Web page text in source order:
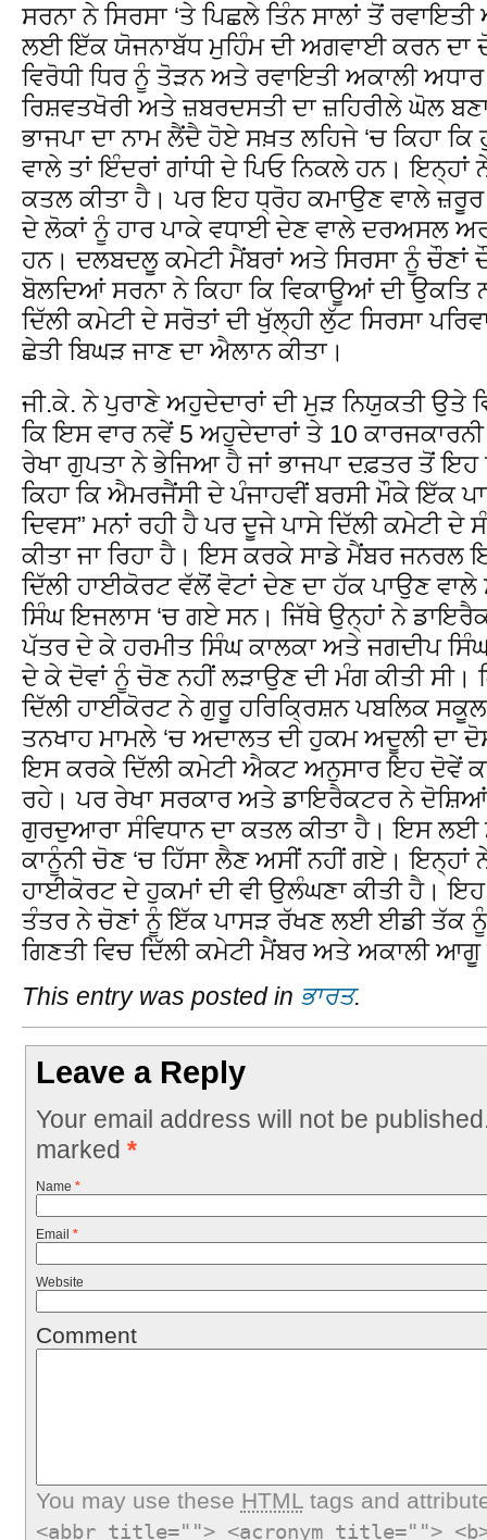
ਸਰਨਾ ਨੇ ਸਿਰਸਾ ‘ਤੇ ਪਿਛਲੇ ਤਿੰਨ ਸਾਲਾਂ ਤੋਂ
ਲਈ ਇੱਕ ਯੋਜਨਾਬੱਧ ਮੁਹਿੰਮ ਦੀ ਅਗਵਾਈ ਕਰਨ ਦਾ
ਵਿਰੋਧੀ ਧਿਰ ਨੂੰ ਤੋੜਨ ਅਤੇ ਰਵਾਇਤੀ ਅਕਾਲੀ
ਰਿਸ਼ਵਤਖੋਰੀ ਅਤੇ ਜ਼ਬਰਦਸਤੀ ਦਾ ਜ਼ਹਿਰੀਲੇ ਘੋਲ
ਭਾਜਪਾ ਦਾ ਨਾਮ ਲੈਂਦੈ ਹੋਏ ਸਖ਼ਤ ਲਹਿਜੇ ‘ਚ ਕਿਹਾ
ਵਾਲੇ ਤਾਂ ਇੰਦਰਾਂ ਗਾਂਧੀ ਦੇ ਪਿਓ ਨਿਕਲੇ ਹਨ।
ਕਤਲ ਕੀਤਾ ਹੈ। ਪਰ ਇਹ ਧ੍ਰੋਹ ਕਮਾਉਣ ਵਾਲੇ
ਦੇ ਲੋਕਾਂ ਨੂੰ ਹਾਰ ਪਾਕੇ ਵਧਾਈ ਦੇਣ ਵਾਲੇ ਦਰਅਸਲ
ਹਨ। ਦਲਬਦਲੂ ਕਮੇਟੀ ਮੈਂਬਰਾਂ ਅਤੇ ਸਿਰਸਾ ਨੂੰ ਚੌਣਾਂ
ਬੋਲਦਿਆਂ ਸਰਨਾ ਨੇ ਕਿਹਾ ਕਿ ਵਿਕਾਊਆਂ ਦੀ ਉਕਤਿ
ਦਿੱਲੀ ਕਮੇਟੀ ਦੇ ਸਰੋਤਾਂ ਦੀ ਖੁੱਲ੍ਹੀ ਲੁੱਟ ਸਿਰਸਾ
ਛੇਤੀ ਬਿਘੜ ਜਾਣ ਦਾ ਐਲਾਨ ਕੀਤਾ।
ਜੀ.ਕੇ. ਨੇ ਪੁਰਾਣੇ ਅਹੁਦੇਦਾਰਾਂ ਦੀ ਮੁੜ ਨਿਯੁਕਤੀ
ਕਿ ਇਸ ਵਾਰ ਨਵੇਂ 5 ਅਹੁਦੇਦਾਰਾਂ ਤੇ 10 ਕਾਰਜਕਾਰਨੀ
ਰੇਖਾ ਗੁਪਤਾ ਨੇ ਭੇਜਿਆ ਹੈ ਜਾਂ ਭਾਜਪਾ ਦਫ਼ਤਰ ਤੋਂ
ਕਿਹਾ ਕਿ ਐਮਰਜੈਂਸੀ ਦੇ ਪੰਜਾਹਵੀਂ ਬਰਸੀ ਮੌਕੇ ਇੱਕ
ਦਿਵਸ” ਮਨਾਂ ਰਹੀ ਹੈ ਪਰ ਦੂਜੇ ਪਾਸੇ ਦਿੱਲੀ ਕਮੇਟੀ ਦੇ
ਕੀਤਾ ਜਾ ਰਿਹਾ ਹੈ। ਇਸ ਕਰਕੇ ਸਾਡੇ ਮੈਂਬਰ ਜਨਰਲ
ਦਿੱਲੀ ਹਾਈਕੋਰਟ ਵੱਲੋਂ ਵੋਟਾਂ ਦੇਣ ਦਾ ਹੱਕ ਪਾਉਣ ਵਾਲੇ
ਸਿੰਘ ਇਜਲਾਸ ‘ਚ ਗਏ ਸਨ। ਜਿੱਥੇ ਉਨ੍ਹਾਂ ਨੇ
ਪੱਤਰ ਦੇ ਕੇ ਹਰਮੀਤ ਸਿੰਘ ਕਾਲਕਾ ਅਤੇ ਜਗਦੀਪ
ਦੇ ਕੇ ਦੋਵਾਂ ਨੂੰ ਚੋਣ ਨਹੀਂ ਲੜਾਉਣ ਦੀ ਮੰਗ ਕੀਤੀ ਸੀ।
ਦਿੱਲੀ ਹਾਈਕੋਰਟ ਨੇ ਗੁਰੂ ਹਰਿਕ੍ਰਿਸ਼ਨ ਪਬਲਿਕ
ਤਨਖਾਹ ਮਾਮਲੇ ‘ਚ ਅਦਾਲਤ ਦੀ ਹੁਕਮ ਅਦੂਲੀ ਦਾ
ਇਸ ਕਰਕੇ ਦਿੱਲੀ ਕਮੇਟੀ ਐਕਟ ਅਨੁਸਾਰ ਇਹ ਦੋਵੇਂ
ਰਹੇ। ਪਰ ਰੇਖਾ ਸਰਕਾਰ ਅਤੇ ਡਾਇਰੈਕਟਰ ਨੇ
ਗੁਰਦੁਆਰਾ ਸੰਵਿਧਾਨ ਦਾ ਕਤਲ ਕੀਤਾ ਹੈ। ਇਸ ਲਈ
ਕਾਨੂੰਨੀ ਚੋਣ ‘ਚ ਹਿੱਸਾ ਲੈਣ ਅਸੀਂ ਨਹੀਂ ਗਏ।
ਹਾਈਕੋਰਟ ਦੇ ਹੁਕਮਾਂ ਦੀ ਵੀ ਉਲੰਘਣਾ ਕੀਤੀ ਹੈ। ਇਹ
ਤੰਤਰ ਨੇ ਚੋਣਾਂ ਨੂੰ ਇੱਕ ਪਾਸੜ ਰੱਖਣ ਲਈ ਈਡੀ ਤੱਕ
ਗਿਣਤੀ ਵਿਚ ਦਿੱਲੀ ਕਮੇਟੀ ਮੈਂਬਰ ਅਤੇ ਅਕਾਲੀ
This entry was posted in ਭਾਰਤ.
Leave a Reply
Your email address will not be
marked *
Name *
Email *
Website
Comment
You may use these HTMLtags and
<abbr title=""> <acronym title="">